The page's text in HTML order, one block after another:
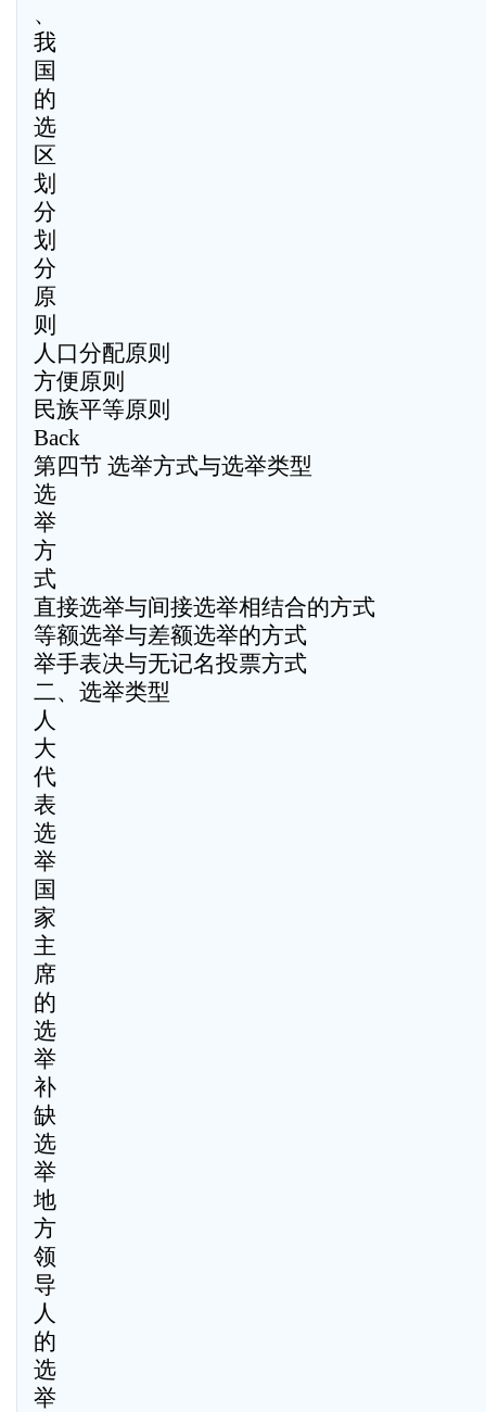
、
我
国
的
选
区
划
分
划
分
原
则
人口分配原则
方便原则
民族平等原则
Back
第四节 选举方式与选举类型
选
举
方
式
直接选举与间接选举相结合的方式
等额选举与差额选举的方式
举手表决与无记名投票方式
二、选举类型
人
大
代
表
选
举
国
家
主
席
的
选
举
补
缺
选
举
地
方
领
导
人
的
选
举